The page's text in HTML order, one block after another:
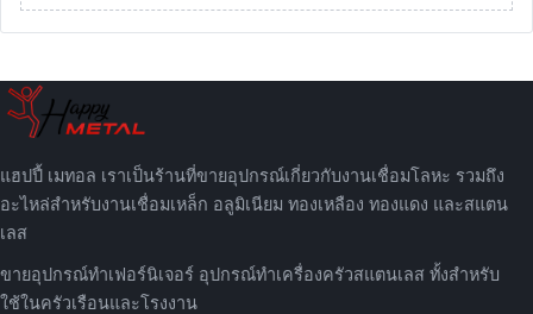
แฮปปี้ เมทอล เราเป็นร้านที่ขายอุปกรณ์เกี่ยวกับงานเชื่อมโลหะ รวมถึง
อะไหล่สำหรับงานเชื่อมเหล็ก อลูมิเนียม ทองเหลือง ทองแดง และสแตน
เลส
ขายอุปกรณ์ทำเฟอร์นิเจอร์ อุปกรณ์ทำเครื่องครัวสแตนเลส ทั้งสำหรับ
ใช้ในครัวเรือนและโรงงาน